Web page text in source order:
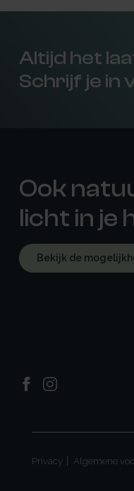
Altijd het
Schrijf je in
Ook
licht in je
Bekijk de
Privacy Algemene